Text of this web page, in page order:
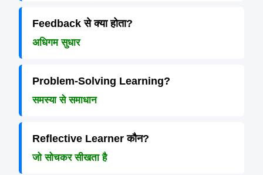
Feedback से क्या होता?
अधिगम सुधार
Problem-Solving Learning?
समस्या से समाधान
Reflective Learner कौन?
जो सोचकर सीखता है